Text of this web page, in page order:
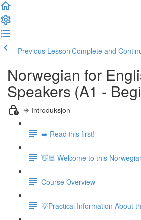
Previous Lesson Complete and
Norwegian for
Speakers (A1 -
✳️ Introduksjon
➡️ Read this first!
👋🏻 Welcome to this
Course Overview
💡Practical Information About